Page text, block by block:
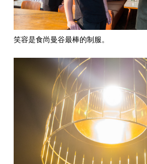
笑容是食尚曼谷最棒的制服。